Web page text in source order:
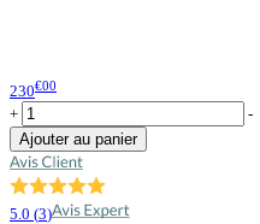
230€00
+
-
Ajouter au panier
5.0 (3)